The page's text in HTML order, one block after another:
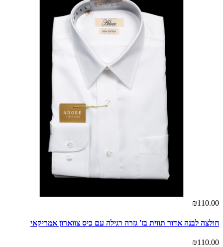
₪110.00
חולצה לבנה אדור תווית בז' גזרה רגילה עם כיס צווארון אמריקאי
₪110.00